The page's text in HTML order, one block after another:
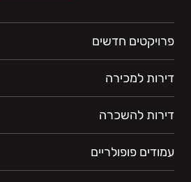
פרויקטים חדשים
דירות למכירה
דירות להשכרה
עמודים פופולריים